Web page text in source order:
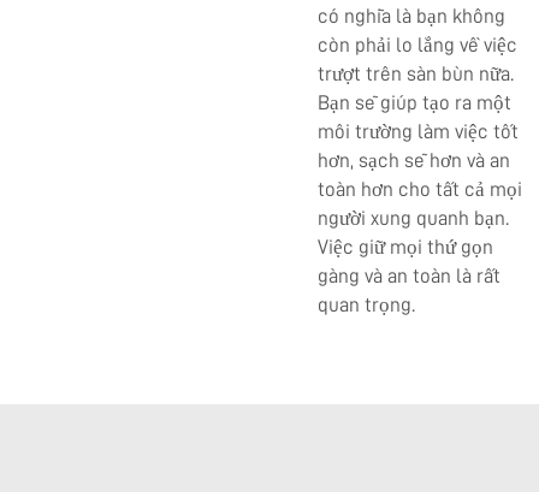
có nghĩa là bạn không
còn phải lo lắng về việc
trượt trên sàn bùn nữa.
Bạn sẽ giúp tạo ra một
môi trường làm việc tốt
hơn, sạch sẽ hơn và an
toàn hơn cho tất cả mọi
người xung quanh bạn.
Việc giữ mọi thứ gọn
gàng và an toàn là rất
quan trọng.